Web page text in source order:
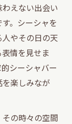
えない出会い
。シーシャを
やその日の天
情を見せま
シーシャバー
楽しみなが
の時々の空間